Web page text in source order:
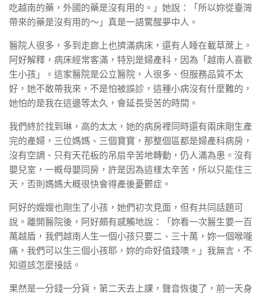
吃越南的藥，外國的藥是沒有用的。」她說：「所以妳從臺灣
帶來的藥是沒有用的～」真是一語驚醒夢中人。
醫院人很多，多到走廊上也擠滿病床，還有人睡在載草蓆上。
阿好解釋，病床經常客滿，特別是婦產科，因為「越南人喜歡
生小孩」。這家醫院是公立醫院，人很多、但服務品質不太
好，她不敢帶我來，不是怕被誤診，這種小病沒有什麼難的，
她怕的是我在這邊等太久，會延長受苦的時間。
我們終於找到琳，高的太太，她的病房裡同時還有兩床剛生產
完的產婦，三位媽媽、三個寶寶，那整個區都是婦產科病房，
沒有空調、只有天花板的吊扇辛苦地轉動，仍人滿為患。沒有
嬰兒室，一概母嬰同房，許是因為這樣太辛苦，所以只能住三
天，否則媽媽大概很快會得產後憂鬱症。
阿好的嫂嫂也剛生了小孩，她們初次見面，但有共同話題可
說。離開醫院後，阿好頗有感觸地說：「妳看一次醫生要一百
萬越盾，我們越南人生一個小孩只要二、三十萬，妳一個喉嚨
痛，我們可以生三個小孩耶，妳的命好值錢噢。」我無言，不
知道該怎麼接話。
果然是一分錢一分貨，第二天去上課，聲音恢復了，前一天身